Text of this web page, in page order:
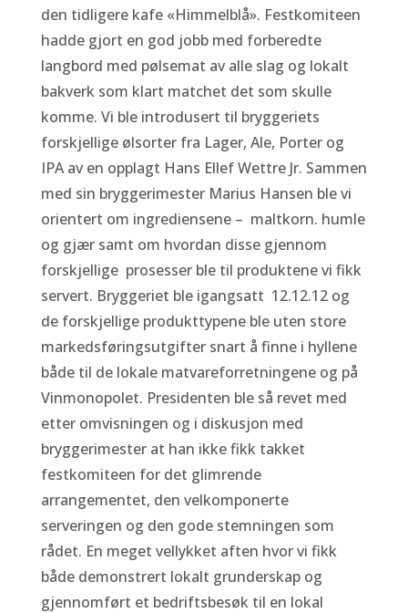
den tidligere kafe «Himmelblå». Festkomiteen
hadde gjort en god jobb med forberedte
langbord med pølsemat av alle slag og lokalt
bakverk som klart matchet det som skulle
komme. Vi ble introdusert til bryggeriets
forskjellige ølsorter fra Lager, Ale, Porter og
IPA av en opplagt Hans Ellef Wettre Jr. Sammen
med sin bryggerimester Marius Hansen ble vi
orientert om ingrediensene – maltkorn. humle
og gjær samt om hvordan disse gjennom
forskjellige prosesser ble til produktene vi fikk
servert. Bryggeriet ble igangsatt 12.12.12 og
de forskjellige produkttypene ble uten store
markedsføringsutgifter snart å finne i hyllene
både til de lokale matvareforretningene og på
Vinmonopolet. Presidenten ble så revet med
etter omvisningen og i diskusjon med
bryggerimester at han ikke fikk takket
festkomiteen for det glimrende
arrangementet, den velkomponerte
serveringen og den gode stemningen som
rådet. En meget vellykket aften hvor vi fikk
både demonstrert lokalt grunderskap og
gjennomført et bedriftsbesøk til en lokal